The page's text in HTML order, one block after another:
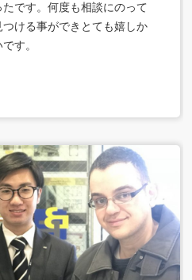
です。何度も相談にのって
ける事ができとても嬉しか
す。